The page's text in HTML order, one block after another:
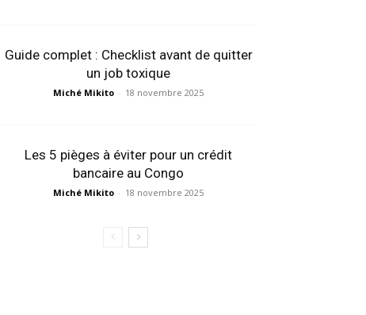
Guide complet : Checklist avant de quitter
un job toxique
Miché Mikito - 18 novembre 2025
Les 5 pièges à éviter pour un crédit
bancaire au Congo
Miché Mikito - 18 novembre 2025